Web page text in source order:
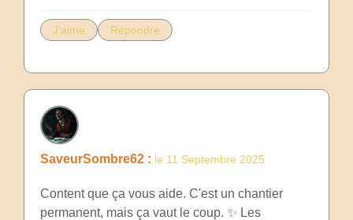
J'aime Répondre
SaveurSombre62 : le 11 Septembre 2025
Content que ça vous aide. C'est un chantier
permanent, mais ça vaut le coup. ✨ Les